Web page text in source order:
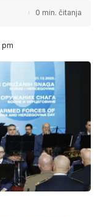
pm
0 min. čitanja